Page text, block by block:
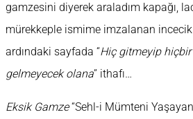
gamzesini diyerek araladım kapağı,
mürekkeple ismime imzalanan incecik
ardındaki sayfada “Hiç gitmeyip
gelmeyecek olana” ithafı…
Eksik Gamze“Sehl-i Mümteni